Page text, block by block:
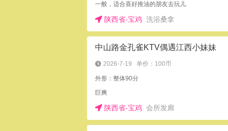
一般，适合喜好推油的朋友去玩儿
陕西省-宝鸡 洗浴桑拿
中山路金孔雀KTV偶遇江西小妹妹
2026-7-19 单价：100币
外形：整体90分
巨爽
陕西省-宝鸡 会所发廊